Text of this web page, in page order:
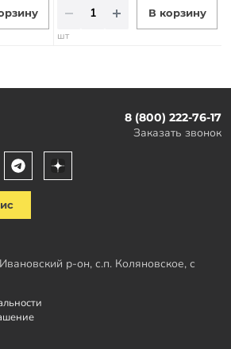
В корзину
шт
8 (800) 222-76-17
Заказать звонок
р-он, с.п. Коляновское, с